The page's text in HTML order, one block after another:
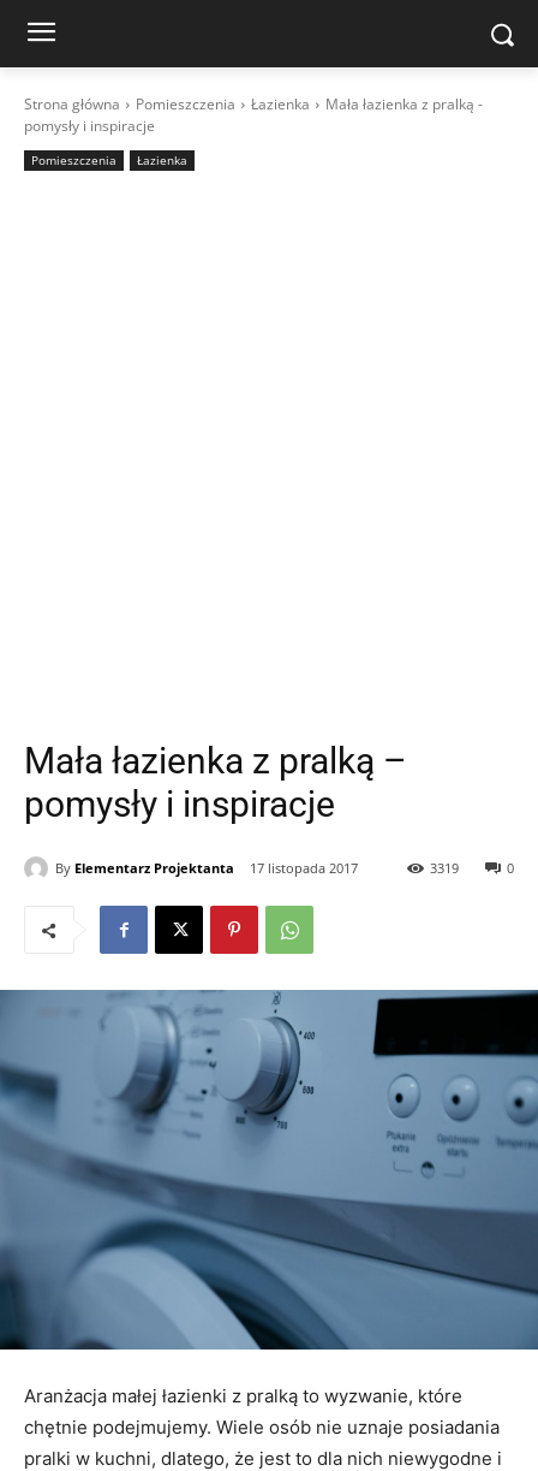
Strona główna Pomieszczenia Łazienka
Mała łazienka z pralką -
pomysły i inspiracje
Pomieszczenia Łazienka
Mała łazienka z pralką –
pomysły i inspiracje
By Elementarz Projektanta 17 listopada 2017 0
3319
Aranżacja małej łazienki z pralką to wyzwanie, które
chętnie podejmujemy. Wiele osób nie uznaje posiadania
pralki w kuchni, dlatego, że jest to dla nich niewygodne i